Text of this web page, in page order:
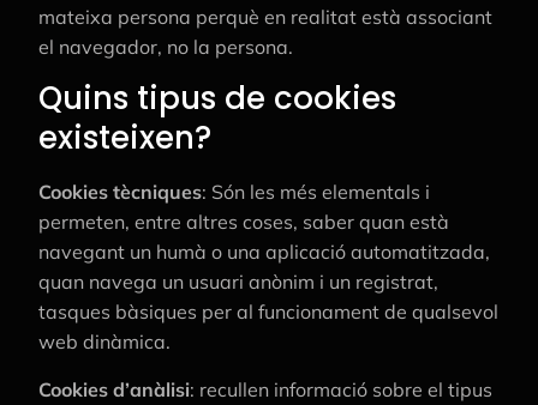
mateixa persona perquè en realitat està associant
el navegador, no la persona.
Quins tipus de cookies
existeixen?
Cookies tècniques: Són les més elementals i
permeten, entre altres coses, saber quan està
navegant un humà o una aplicació automatitzada,
quan navega un usuari anònim i un registrat,
tasques bàsiques per al funcionament de qualsevol
web dinàmica.
Cookies d’anàlisi: recullen informació sobre el tipus